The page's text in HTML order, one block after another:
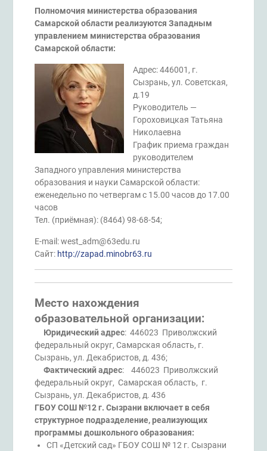
Полномочия министерства образования
Самарской области реализуются Западным
управлением министерства образования
Самарской области:
Адрес: 446001, г.
Сызрань, ул. Советская,
д.19
Руководитель —
Гороховицкая Татьяна
Николаевна
График приема граждан
руководителем
Западного управления министерства
образования и науки Самарской области:
еженедельно по четвергам с 15.00 часов до 17.00
часов
Тел. (приёмная): (8464) 98-68-54;
E-mail: west_adm@63edu.ru
Сайт: http://zapad.minobr63.ru
Место нахождения
образовательной организации:
Юридический адрес: 446023 Приволжский
федеральный округ, Самарская область, г.
Сызрань, ул. Декабристов, д. 436;
Фактический адрес: 446023 Приволжский
федеральный округ, Самарская область, г.
Сызрань, ул. Декабристов, д. 436
ГБОУ СОШ №12 г. Сызрани включает в себя
структурное подразделение, реализующих
программы дошкольного образования:
СП «Детский сад» ГБОУ СОШ № 12 г. Сызрани